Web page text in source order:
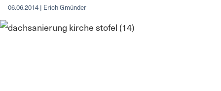
06.06.2014 | Erich Gmünder